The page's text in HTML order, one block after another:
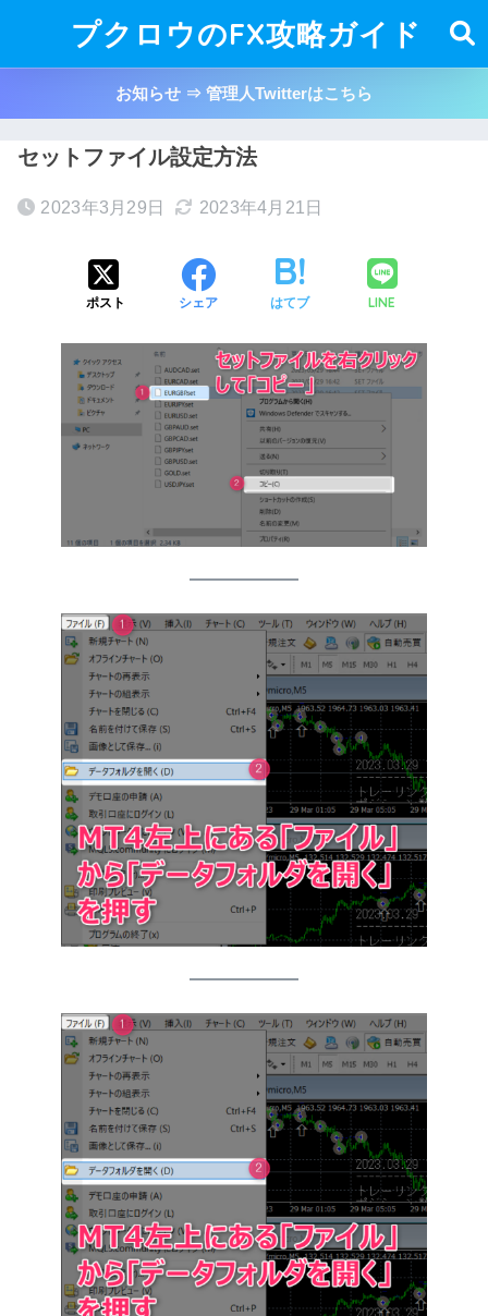
プクロウのFX攻略ガイド
お知らせ ⇒ 管理人Twitterはこちら
セットファイル設定方法
2023年3月29日 2023年4月21日
ポスト シェア はてブ LINE